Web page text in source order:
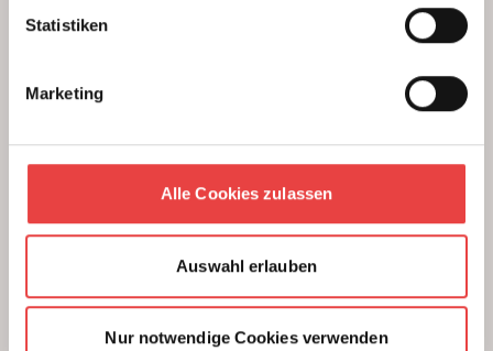
Statistiken
Marketing
Alle Cookies zulassen
Auswahl erlauben
Nur notwendige Cookies verwenden
Unterstützung beim Hausbau
Modernisierung von Bestandsimmobilien
Das BSB Beratungsnetz
Wer sind unsere Experten
Themenratgeber